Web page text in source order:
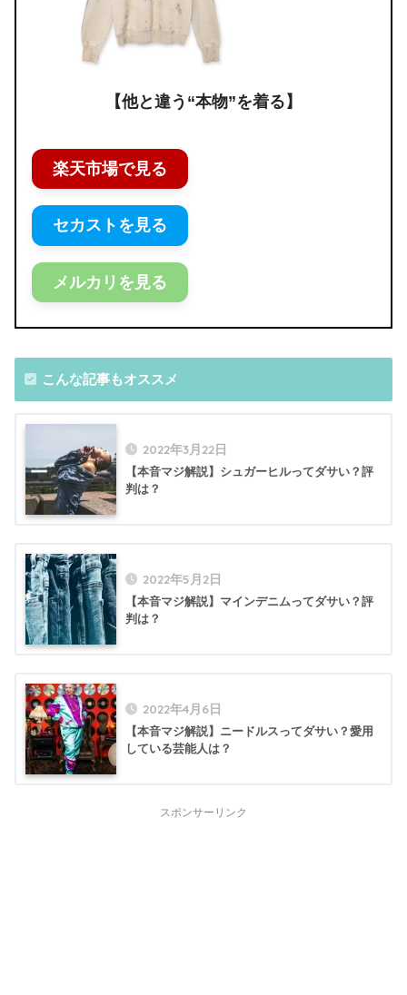
【他と違う“本物”を着る】
楽天市場で見る
セカストを見る
メルカリを見る
こんな記事もオススメ
2022年3月22日
【本音マジ解説】シュガーヒルってダサい？評
判は？
2022年5月2日
【本音マジ解説】マインデニムってダサい？評
判は？
2022年4月6日
【本音マジ解説】ニードルスってダサい？愛用
している芸能人は？
スポンサーリンク